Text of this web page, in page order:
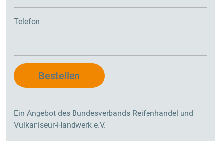
Telefon
Ein Angebot des Bundesverbands Reifenhandel und
Vulkaniseur-Handwerk e.V.